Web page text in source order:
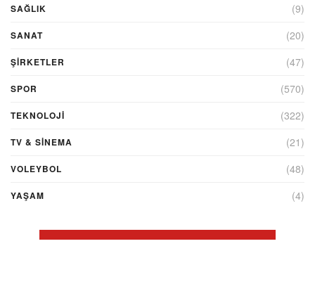
SAĞLIK (9)
SANAT (20)
ŞIRKETLER (47)
SPOR (570)
TEKNOLOJİ (322)
TV & SINEMA (21)
VOLEYBOL (48)
YAŞAM (4)